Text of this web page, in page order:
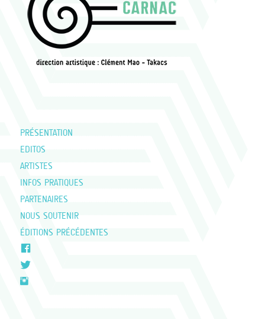
PRÉSENTATION
EDITOS
ARTISTES
INFOS PRATIQUES
PARTENAIRES
NOUS SOUTENIR
ÉDITIONS PRÉCÉDENTES
INSTAGRAM